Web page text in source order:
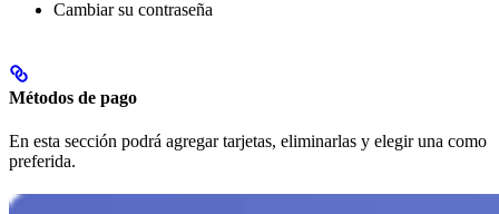
Cambiar su contraseña
Métodos de pago
En esta sección podrá agregar tarjetas, eliminarlas y elegir una como
preferida.